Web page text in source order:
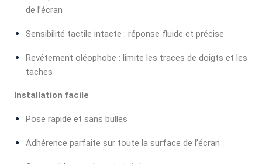
de l’écran
Sensibilité tactile intacte : réponse fluide et précise
Revêtement oléophobe : limite les traces de doigts et les
taches
Installation facile
Pose rapide et sans bulles
Adhérence parfaite sur toute la surface de l’écran